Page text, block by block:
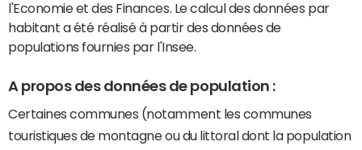
l'Economie et des Finances. Le calcul des données par
habitant a été réalisé à partir des données de
populations fournies par l'Insee.
A propos des données de population :
Certaines communes (notamment les communes
touristiques de montagne ou du littoral dont la population